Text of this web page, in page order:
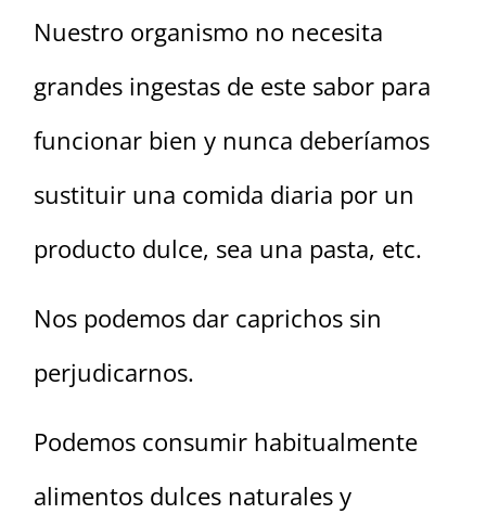
Nuestro organismo no necesita
grandes ingestas de este sabor para
funcionar bien y nunca deberíamos
sustituir una comida diaria por un
producto dulce, sea una pasta, etc.
Nos podemos dar caprichos sin
perjudicarnos.
Podemos consumir habitualmente
alimentos dulces naturales y